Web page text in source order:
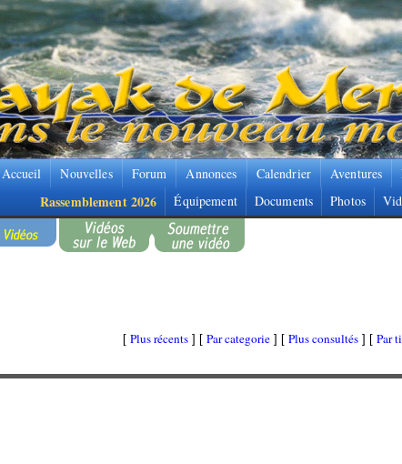
Accueil Nouvelles Forum Annonces Calendrier Aventures
Rassemblement 2026 Équipement Documents Photos
[ Plus récents] [ Par categorie] [ Plus consultés] [ Par